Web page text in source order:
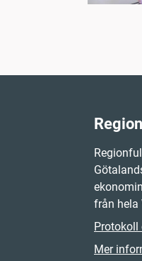
från hela
Mer